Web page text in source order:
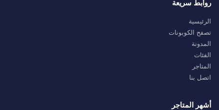
روابط سريعة
الرئيسية
تصفح الكوبونات
المدونة
الفئات
المتاجر
اتصل بنا
أشهر المتاجر